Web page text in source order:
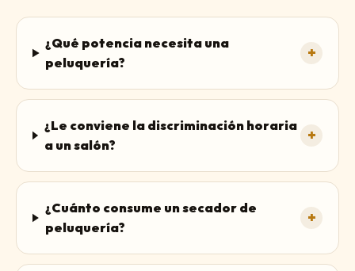
¿Qué potencia necesita una
peluquería?
+
¿Le conviene la discriminación horaria
a un salón?
+
¿Cuánto consume un secador de
peluquería?
+